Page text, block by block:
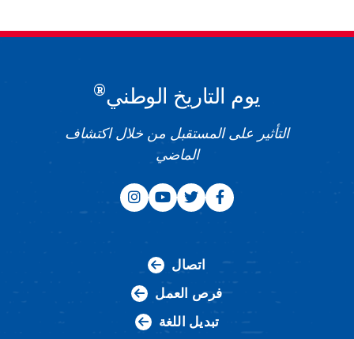
يوم التاريخ الوطني®
التأثير على المستقبل من خلال اكتشاف
الماضي
اتصال
فرص العمل
تبديل اللغة